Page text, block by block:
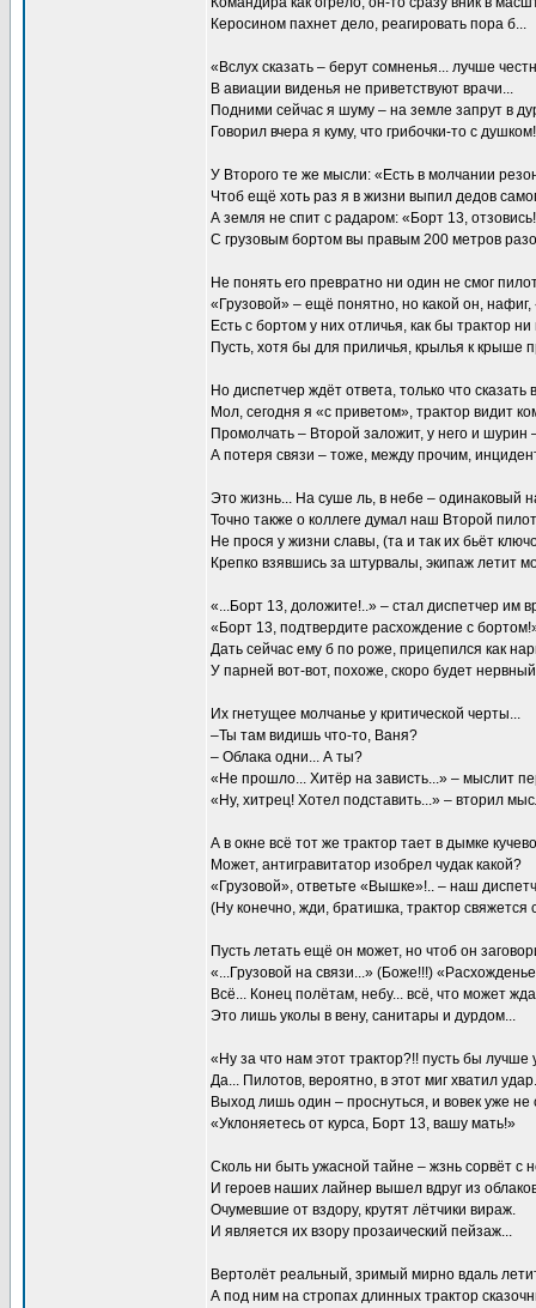
Керосином пахнет дело, реагировать пора б...
«Вслух сказать – берут сомненья... лучше
В авиации виденья не приветствуют врачи...
Подними сейчас я шуму – на земле запрут в
Говорил вчера я куму, что грибочки-то с
У Второго те же мысли: «Есть в молчании
Чтоб ещё хоть раз я в жизни выпил дедов
А земля не спит с радаром: «Борт 13, отзовись!
С грузовым бортом вы правым 200 метров
Не понять его превратно ни один не смог
«Грузовой» – ещё понятно, но какой он, нафиг,
Есть с бортом у них отличья, как бы трактор
Пусть, хотя бы для приличья, крылья к крыше
Но диспетчер ждёт ответа, только что сказать
Мол, сегодня я «с приветом», трактор видит
Промолчать – Второй заложит, у него и шурин
А потеря связи – тоже, между прочим,
Это жизнь... На суше ль, в небе – одинаковый
Точно также о коллеге думал наш Второй
Не прося у жизни славы, (та и так их бьёт
Крепко взявшись за штурвалы, экипаж летит
«...Борт 13, доложите!..» – стал диспетчер им
«Борт 13, подтвердите расхождение с
Дать сейчас ему б по роже, прицепился как
У парней вот-вот, похоже, скоро будет
Их гнетущее молчанье у критической черты...
–Ты там видишь что-то, Ваня?
– Облака одни... А ты?
«Не прошло... Хитёр на зависть...» – мыслит
«Ну, хитрец! Хотел подставить...» – вторил
А в окне всё тот же трактор тает в дымке
Может, антигравитатор изобрел чудак какой?
«Грузовой», ответьте «Вышке»!.. – наш
(Ну конечно, жди, братишка, трактор свяжется
Пусть летать ещё он может, но чтоб он
«...Грузовой на связи...» (Боже!!!)
Всё... Конец полётам, небу... всё, что может
Это лишь уколы в вену, санитары и дурдом...
«Ну за что нам этот трактор?!! пусть бы лучше
Да... Пилотов, вероятно, в этот миг хватил удар.
Выход лишь один – проснуться, и вовек уже не
«Уклоняетесь от курса, Борт 13, вашу мать!»
Сколь ни быть ужасной тайне – жзнь сорвёт с
И героев наших лайнер вышел вдруг из
Очумевшие от вздору, крутят лётчики вираж.
И является их взору прозаический пейзаж...
Вертолёт реальный, зримый мирно вдаль
А под ним на стропах длинных трактор